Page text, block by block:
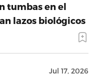
tumbas en el
lazos biológicos
Jul 17, 2026